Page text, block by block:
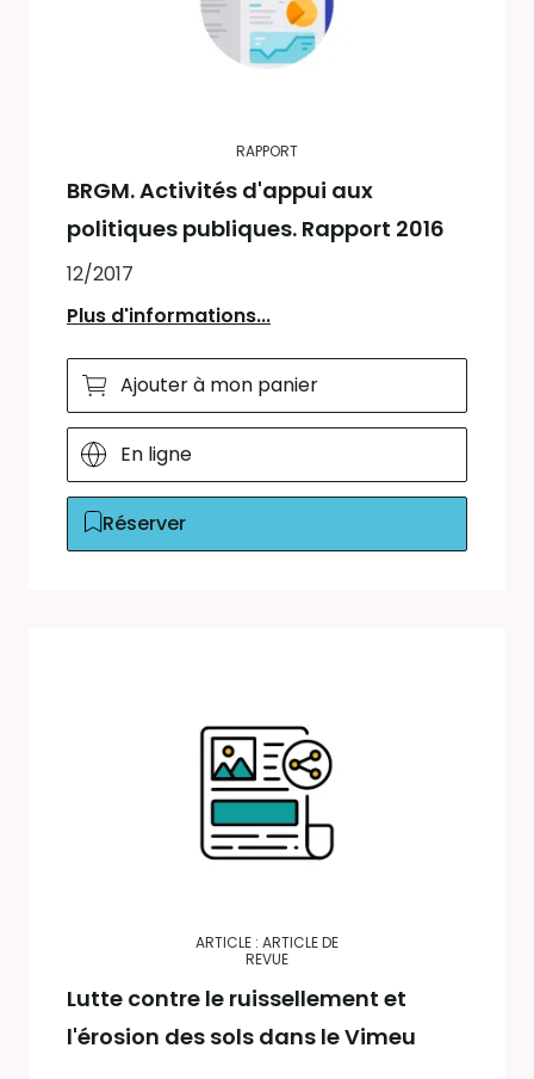
RAPPORT
BRGM. Activités d'appui aux
politiques publiques. Rapport 2016
12/2017
Plus d'informations...
Ajouter à mon panier
En ligne
Réserver
ARTICLE : ARTICLE DE
REVUE
Lutte contre le ruissellement et
l'érosion des sols dans le Vimeu